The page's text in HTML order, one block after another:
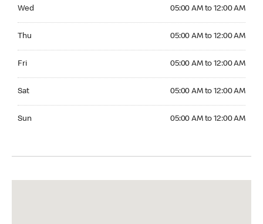
Wed 05:00 AM to 12:00 AM
Thu 05:00 AM to 12:00 AM
Fri 05:00 AM to 12:00 AM
Sat 05:00 AM to 12:00 AM
Sun 05:00 AM to 12:00 AM